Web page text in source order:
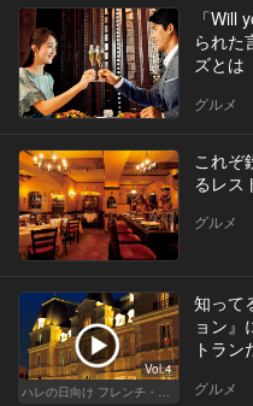
「Will
られた
ズとは
グルメ
これぞ
るレス
グルメ
Vol.4
ハレの日向け フレンチ・高級店
知って
ョン』
トラン
グルメ